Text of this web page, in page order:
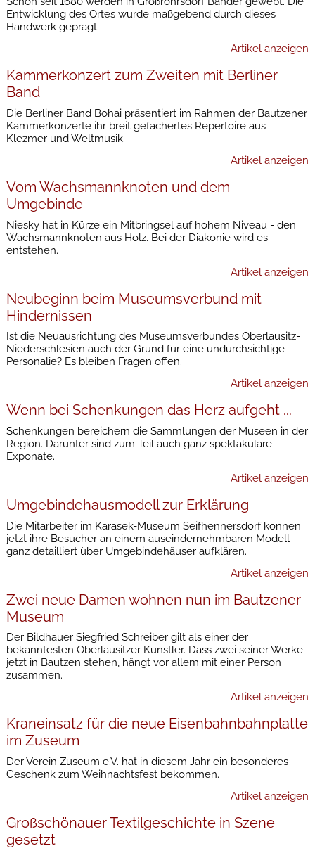
Entwicklung des Ortes wurde maßgebend durch dieses
Handwerk geprägt.
Artikel anzeigen
Kammerkonzert zum Zweiten mit Berliner
Band
Die Berliner Band Bohai präsentiert im Rahmen der Bautzener
Kammerkonzerte ihr breit gefächertes Repertoire aus
Klezmer und Weltmusik.
Artikel anzeigen
Vom Wachsmannknoten und dem
Umgebinde
Niesky hat in Kürze ein Mitbringsel auf hohem Niveau - den
Wachsmannknoten aus Holz. Bei der Diakonie wird es
entstehen.
Artikel anzeigen
Neubeginn beim Museumsverbund mit
Hindernissen
Ist die Neuausrichtung des Museumsverbundes Oberlausitz-
Niederschlesien auch der Grund für eine undurchsichtige
Personalie? Es bleiben Fragen offen.
Artikel anzeigen
Wenn bei Schenkungen das Herz aufgeht ...
Schenkungen bereichern die Sammlungen der Museen in der
Region. Darunter sind zum Teil auch ganz spektakuläre
Exponate.
Artikel anzeigen
Umgebindehausmodell zur Erklärung
Die Mitarbeiter im Karasek-Museum Seifhennersdorf können
jetzt ihre Besucher an einem auseindernehmbaren Modell
ganz detailliert über Umgebindehäuser aufklären.
Artikel anzeigen
Zwei neue Damen wohnen nun im Bautzener
Museum
Der Bildhauer Siegfried Schreiber gilt als einer der
bekanntesten Oberlausitzer Künstler. Dass zwei seiner Werke
jetzt in Bautzen stehen, hängt vor allem mit einer Person
zusammen.
Artikel anzeigen
Kraneinsatz für die neue Eisenbahnbahnplatte
im Zuseum
Der Verein Zuseum e.V. hat in diesem Jahr ein besonderes
Geschenk zum Weihnachtsfest bekommen.
Artikel anzeigen
Großschönauer Textilgeschichte in Szene
gesetzt